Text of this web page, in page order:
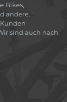
Bikes,
andere.
sind auch nach